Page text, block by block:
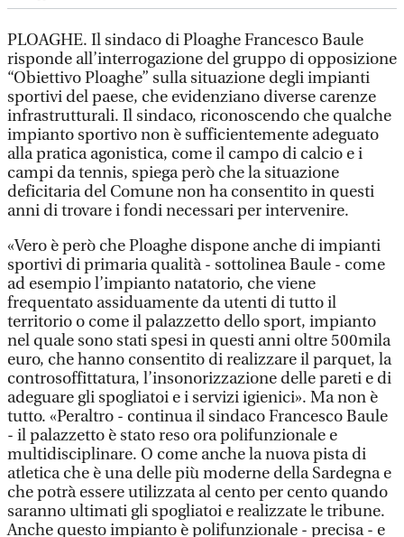
PLOAGHE. Il sindaco di Ploaghe Francesco Baule
risponde all’interrogazione del gruppo di opposizione
“Obiettivo Ploaghe” sulla situazione degli impianti
sportivi del paese, che evidenziano diverse carenze
infrastrutturali. Il sindaco, riconoscendo che qualche
impianto sportivo non è sufficientemente adeguato
alla pratica agonistica, come il campo di calcio e i
campi da tennis, spiega però che la situazione
deficitaria del Comune non ha consentito in questi
anni di trovare i fondi necessari per intervenire.
«Vero è però che Ploaghe dispone anche di impianti
sportivi di primaria qualità - sottolinea Baule - come
ad esempio l’impianto natatorio, che viene
frequentato assiduamente da utenti di tutto il
territorio o come il palazzetto dello sport, impianto
nel quale sono stati spesi in questi anni oltre 500mila
euro, che hanno consentito di realizzare il parquet, la
controsoffittatura, l’insonorizzazione delle pareti e di
adeguare gli spogliatoi e i servizi igienici». Ma non è
tutto. «Peraltro - continua il sindaco Francesco Baule
- il palazzetto è stato reso ora polifunzionale e
multidisciplinare. O come anche la nuova pista di
atletica che è una delle più moderne della Sardegna e
che potrà essere utilizzata al cento per cento quando
saranno ultimati gli spogliatoi e realizzate le tribune.
Anche questo impianto è polifunzionale - precisa - e